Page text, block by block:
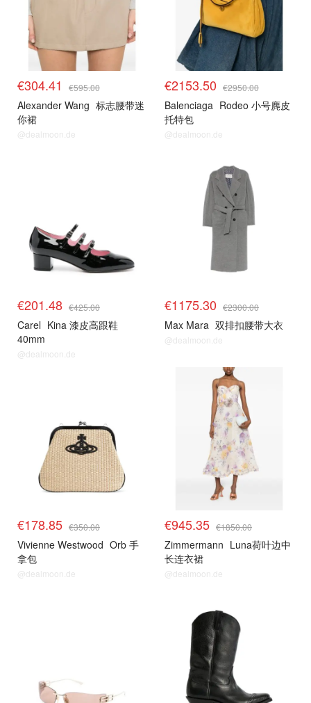
€304.41 €595.00
Alexander Wang 标志腰带迷
你裙
@dealmoon.de
€2153.50 €2950.00
Balenciaga Rodeo 小号麂皮
托特包
@dealmoon.de
€201.48 €425.00
Carel Kina 漆皮高跟鞋
40mm
@dealmoon.de
€1175.30 €2300.00
Max Mara 双排扣腰带大衣
@dealmoon.de
€178.85 €350.00
Vivienne Westwood Orb 手
拿包
@dealmoon.de
€945.35 €1850.00
Zimmermann Luna荷叶边中
长连衣裙
@dealmoon.de